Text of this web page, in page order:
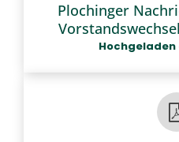
Plochinger
Hochgeladen